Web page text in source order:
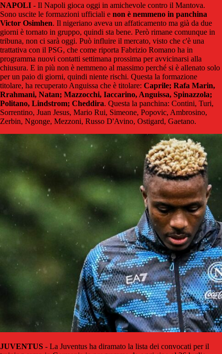
NAPOLI - Il Napoli gioca oggi in amichevole contro il Mantova.
Sono uscite le formazioni ufficiali e non è nemmeno in panchina
Victor Osimhen. Il nigeriano aveva un affaticamento ma già da due
giorni è tornato in gruppo, quindi sta bene. Però rimane comunque in
tribuna, non ci sarà oggi. Può influire il mercato, visto che c'è una
trattativa con il PSG, che come riporta Fabrizio Romano ha in
programma nuovi contatti settimana prossima per avvicinarsi alla
chiusura. E in più non è nemmeno al massimo perché si è allenato solo
per un paio di giorni, quindi niente rischi. Questa la formazione
titolare, ha recuperato Anguissa che è titolare: Caprile; Rafa Marin,
Rrahmani, Natan; Mazzocchi, Iaccarino, Anguissa, Spinazzola;
Politano, Lindstrom; Cheddira. Questa la panchina: Contini, Turi,
Sorrentino, Juan Jesus, Mario Rui, Simeone, Popovic, Ambrosino,
Zerbin, Ngonge, Mezzoni, Russo D'Avino, Ostigard, Gaetano.
JUVENTUS - La Juventus ha diramato la lista dei convocati per il